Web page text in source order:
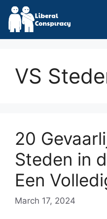
Skip
content
VS
20
Steden in
Een
March 17, 2024